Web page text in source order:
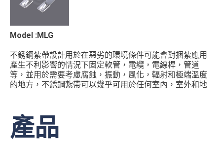
產品
滑的表面和圓滑的邊緣確保保護電纜和工人安全 – 提供各
種長度標準束線帶 –不锈鋼材質/#316抗腐蝕性更性 – 抗
材質 : SS304 / SS316 顏色 : 黑 ...
Model :MLG
不銹鋼紮帶設計用於在惡劣的環境條件可能會對捆紮應用
產生不利影響的情況下固定軟管，電纜，電線桿，管道
等，並用於需要考慮腐蝕，振動，風化，輻射和極端溫度
的地方，不銹鋼紮帶可以幾乎可用於任何室內，室外和地
最佳選擇 - 提供各種長度標準束線帶 -不锈鋼材質/#316抗
腐蝕性更性 - 抗UV、耐高溫、低濃煙、無鹵
材質: SS304 / SS316 顏色 : 原色 ...